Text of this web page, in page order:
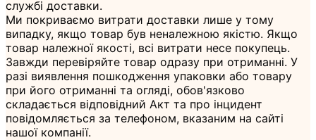
службі доставки.
Ми покриваємо витрати доставки лише у тому
випадку, якщо товар був неналежною якістю. Якщо
товар належної якості, всі витрати несе покупець.
Завжди перевіряйте товар одразу при отриманні. У
разі виявлення пошкодження упаковки або товару
при його отриманні та огляді, обов'язково
складається відповідний Акт та про інцидент
повідомляється за телефоном, вказаним на сайті
нашої компанії.